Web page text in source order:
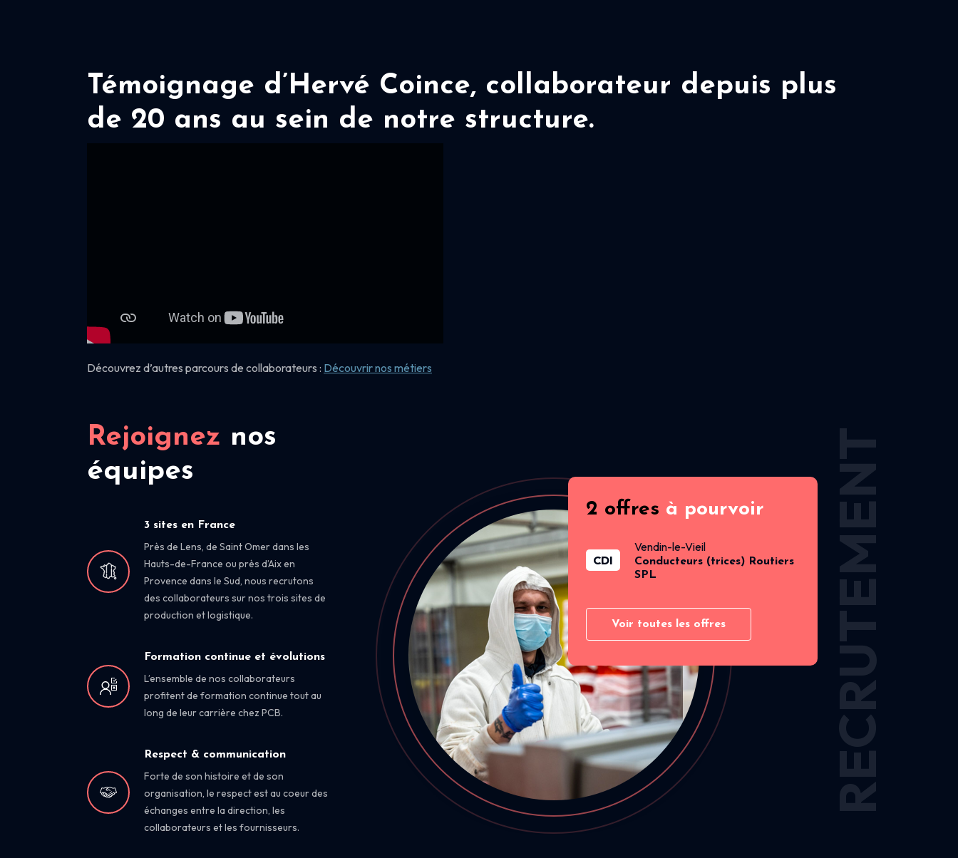
Témoignage d’Hervé Coince, collaborateur depuis plus
de 20 ans au sein de notre structure.
Découvrez d’autres parcours de collaborateurs : Découvrir nos métiers
Rejoignez nos
équipes
3 sites en France
Près de Lens, de Saint Omer dans les
Hauts-de-France ou près d’Aix en
Provence dans le Sud, nous recrutons
des collaborateurs sur nos trois sites de
production et logistique.
Formation continue et évolutions
L’ensemble de nos collaborateurs
profitent de formation continue tout au
long de leur carrière chez PCB.
Respect & communication
Forte de son histoire et de son
organisation, le respect est au coeur des
échanges entre la direction, les
collaborateurs et les fournisseurs.
2 offres à pourvoir
CDI
Vendin-le-Vieil
Conducteurs (trices) Routiers
SPL
Voir toutes les offres RECRUTEMENT